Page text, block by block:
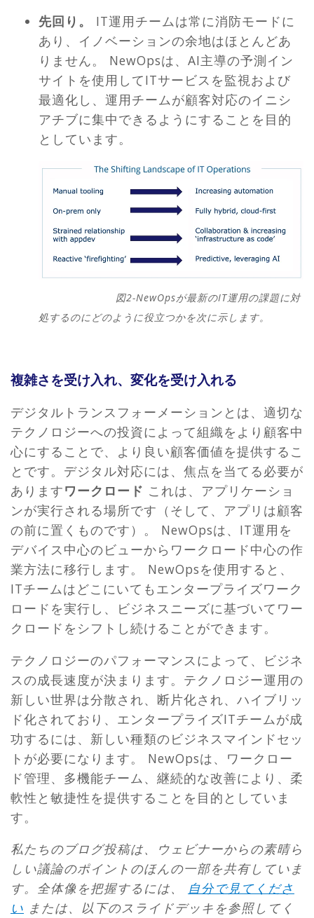
先回り。
IT運用チームは常に消防モードに
あり、イノベーションの余地はほとんどあ
りません。 NewOpsは、AI主導の予測イン
サイトを使用してITサービスを監視および
最適化し、運用チームが顧客対応のイニシ
アチブに集中できるようにすることを目的
としています。
図2-NewOpsが最新のIT運用の課題に対
処するのにどのように役立つかを次に示します。
複雑さを受け入れ、変化を受け入れる
デジタルトランスフォーメーションとは、適切な
テクノロジーへの投資によって組織をより顧客中
心にすることで、より良い顧客価値を提供するこ
とです。デジタル対応には、焦点を当てる必要が
ありますワークロード これは、アプリケーショ
ンが実行される場所です（そして、アプリは顧客
の前に置くものです）。 NewOpsは、IT運用を
デバイス中心のビューからワークロード中心の作
業方法に移行します。 NewOpsを使用すると、
ITチームはどこにいてもエンタープライズワーク
ロードを実行し、ビジネスニーズに基づいてワー
クロードをシフトし続けることができます。
テクノロジーのパフォーマンスによって、ビジネ
スの成長速度が決まります。テクノロジー運用の
新しい世界は分散され、断片化され、ハイブリッ
ド化されており、エンタープライズITチームが成
功するには、新しい種類のビジネスマインドセッ
トが必要になります。 NewOpsは、ワークロー
ド管理、多機能チーム、継続的な改善により、柔
軟性と敏捷性を提供することを目的としていま
す。
私たちのブログ投稿は、ウェビナーからの素晴ら
しい議論のポイントのほんの一部を共有していま
す。全体像を把握するには、 自分で見てくださ
い または、以下のスライドデッキを参照してく